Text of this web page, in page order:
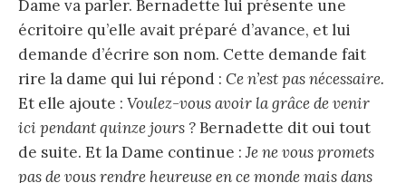
Dame va parler. Bernadette lui présente une
écritoire qu’elle avait préparé d’avance, et lui
demande d’écrire son nom. Cette demande fait
rire la dame qui lui répond : Ce n’est pas nécessaire.
Et elle ajoute : Voulez-vous avoir la grâce de venir
ici pendant quinze jours ?Bernadette dit oui tout
de suite. Et la Dame continue :Je ne vous promets
pas de vous rendre heureuse en ce monde mais dans